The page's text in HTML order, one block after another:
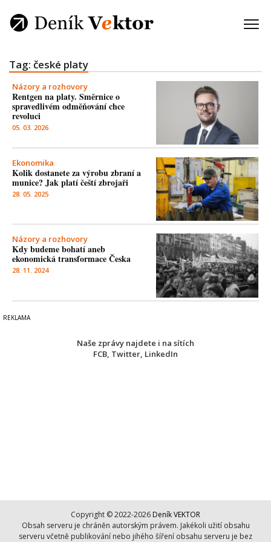
Tag: české platy
Názory a rozhovory
Rentgen na platy. Směrnice o
spravedlivém odměňování chce
revoluci
05. 03. 2026
Ekonomika
Kolik dostanete za výrobu zbraní a
munice? Jak platí čeští zbrojaři
28. 05. 2025
Názory a rozhovory
Kdy budeme bohatí aneb
ekonomická transformace Česka
28. 11. 2024
Naše zprávy najdete i na sítích
FCB, Twitter, LinkedIn
Copyright © 2022-2026 Deník VEKTOR
Obsah serveru je chráněn autorským právem. Jakékoli užití obsahu
serveru včetně publikování nebo jihého šíření obsahu serveru je bez